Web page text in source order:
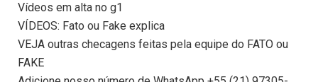
Vídeos em alta no g1
VÍDEOS: Fato ou Fake explica
VEJA outras checagens feitas pela equipe do FATO ou
FAKE